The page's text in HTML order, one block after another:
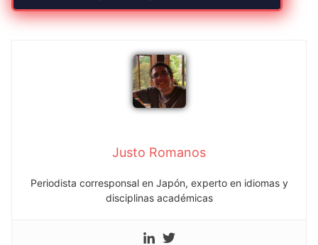
Justo Romanos
Periodista corresponsal en Japón, experto en idiomas y
disciplinas académicas